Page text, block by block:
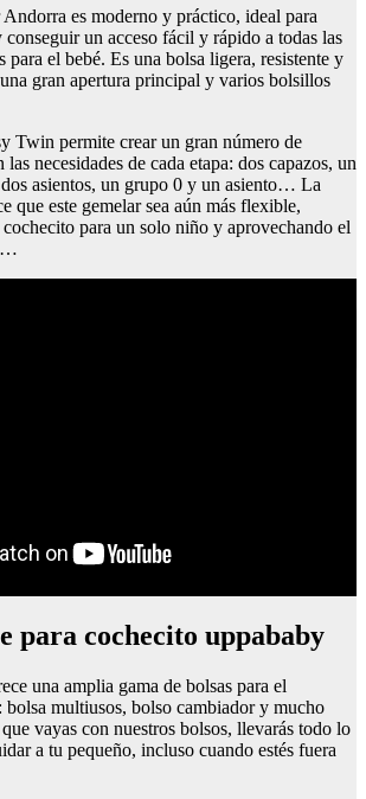
es moderno y práctico, ideal para
un acceso fácil y rápido a todas las
para el bebé. Es una bolsa ligera, resistente y
gran apertura principal y varios bolsillos
Twin permite crear un gran número de
necesidades de cada etapa: dos capazos, un
asientos, un grupo 0 y un asiento… La
que este gemelar sea aún más flexible,
para un solo niño y aprovechando el
para cochecito uppababy
una amplia gama de bolsas para el
bolsa multiusos, bolso cambiador y mucho
vayas con nuestros bolsos, llevarás todo lo
a tu pequeño, incluso cuando estés fuera